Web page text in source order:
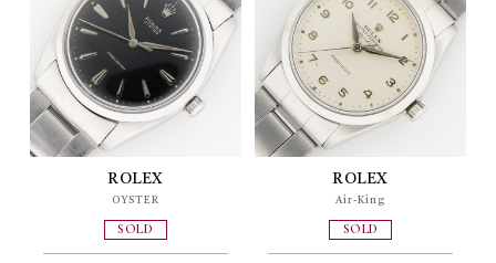
ROLEX
OYSTER
SOLD
ROLEX
Air-King
SOLD